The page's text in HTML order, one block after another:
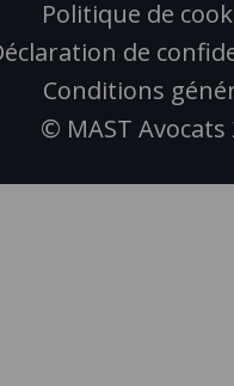
Politique de
de
Conditions
© MAST Avocats